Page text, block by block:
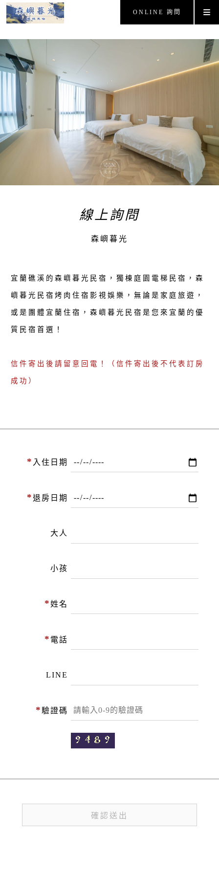
ONLINE 詢問
線上詢問
森嶼暮光
宜蘭礁溪的森嶼暮光民宿，獨棟庭園電梯民宿，森
嶼暮光民宿烤肉住宿影視娛樂，無論是家庭旅遊，
或是團體宜蘭住宿，森嶼暮光民宿是您來宜蘭的優
質民宿首選！
信件寄出後請留意回電！（信件寄出後不代表訂房
成功）
* 入住日期
*退房日期
大人
小孩
*姓名
* 電話
LINE
* 驗證碼